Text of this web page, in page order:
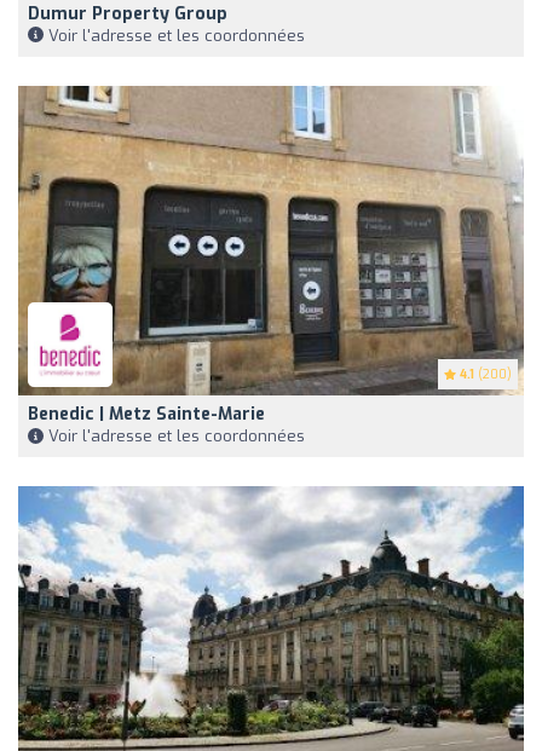
Dumur Property Group
Voir l'adresse et les coordonnées
4.1 (200)
Benedic | Metz Sainte-Marie
Voir l'adresse et les coordonnées